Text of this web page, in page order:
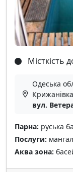
Місткість
Одеська
вул.
Парна: руська
Послуги:
Аква зона: